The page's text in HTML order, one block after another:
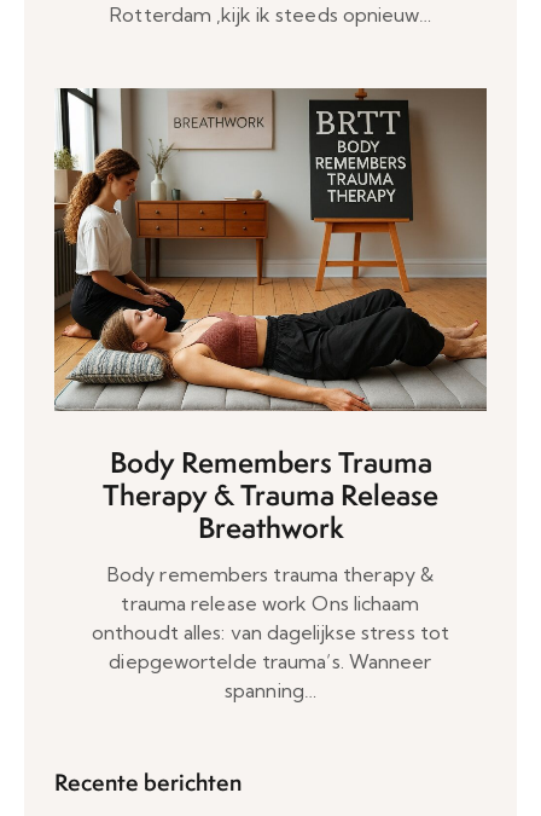
Rotterdam ,kijk ik steeds opnieuw…
Body Remembers Trauma
Therapy & Trauma Release
Breathwork
Body remembers trauma therapy &
trauma release work Ons lichaam
onthoudt alles: van dagelijkse stress tot
diepgewortelde trauma’s. Wanneer
spanning…
Recente berichten